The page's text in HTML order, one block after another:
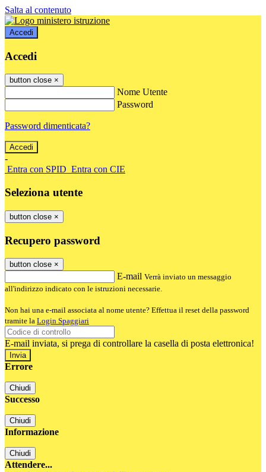
Salta al contenuto
Accedi
Accedi
button close ×
Nome Utente
Password
Password dimenticata?
-
Entra con SPID Entra con CIE
Seleziona utente
button close ×
Recupero password
button close ×
E-mail Verrà inviato un messaggio
all'indirizzo indicato con le istruzioni necessarie.
Non hai una e-mail associata al nome utente? Effettua il reset della password
tramite la Login Spaggiari
E-mail inviata, si prega di controllare la casella di posta elettronica!
Errore
Chiudi
Successo
Chiudi
Informazione
Chiudi
Attendere...